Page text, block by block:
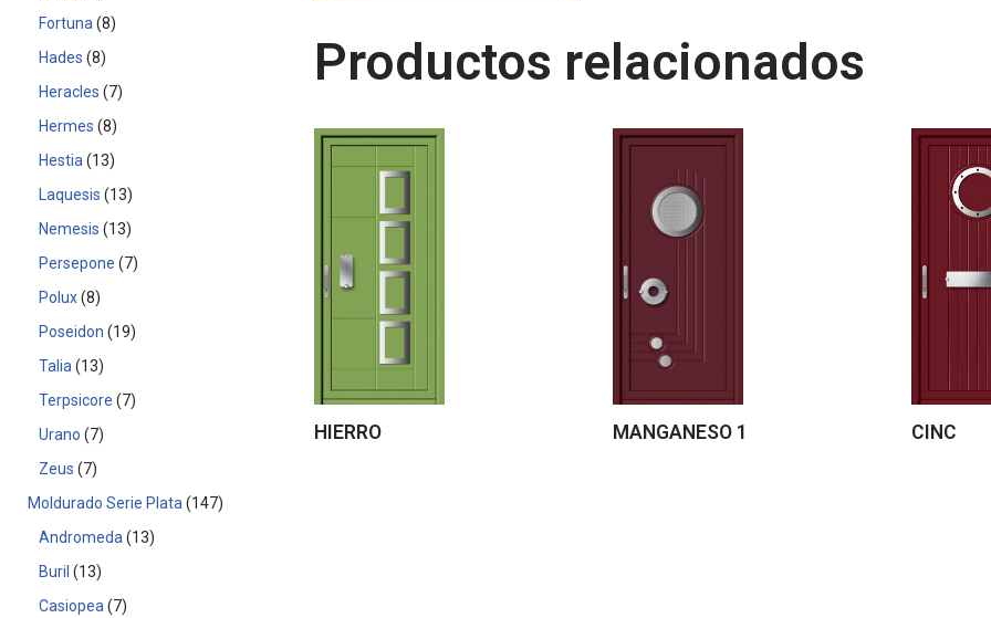
Fortuna 8
Hades 8
Heracles
7
Hermes 8
Hestia
13
Laquesis
13
Nemesis
13
Persepone
7
Polux 8
Poseidon
19
Talia
13
Terpsicore
7
Urano
7
Zeus
7
Moldurado Serie Plata
147
Andromeda
13
Buril
13
Casiopea
7
Productos relacionados
HIERRO MANGANESO 1 CINC